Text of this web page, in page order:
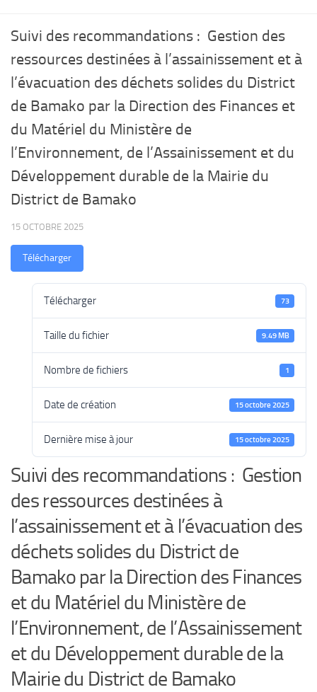
Suivi des recommandations : Gestion des
ressources destinées à l’assainissement et à
l’évacuation des déchets solides du District
de Bamako par la Direction des Finances et
du Matériel du Ministère de
l’Environnement, de l’Assainissement et du
Développement durable de la Mairie du
District de Bamako
15 OCTOBRE 2025
Télécharger
Télécharger 73
Taille du fichier 9.49 MB
Nombre de fichiers 1
Date de création 15 octobre 2025
Dernière mise à jour 15 octobre 2025
Suivi des recommandations : Gestion
des ressources destinées à
l’assainissement et à l’évacuation des
déchets solides du District de
Bamako par la Direction des Finances
et du Matériel du Ministère de
l’Environnement, de l’Assainissement
et du Développement durable de la
Mairie du District de Bamako